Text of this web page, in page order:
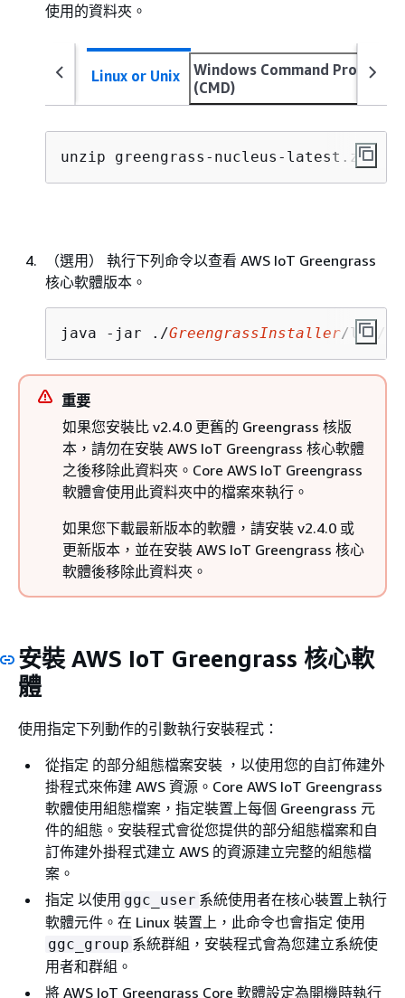
使用的資料夾。
Linux or Unix
Windows Command Prompt
(CMD)
unzip greengrass-nucleus-latest.zip -
（選用） 執行下列命令以查看 AWS IoT Greengrass
核心軟體版本。
java -jar ./GreengrassInstaller/lib/
重要
如果您安裝比 v2.4.0 更舊的 Greengrass 核版
本，請勿在安裝 AWS IoT Greengrass 核心軟體
之後移除此資料夾。Core AWS IoT Greengrass
軟體會使用此資料夾中的檔案來執行。
如果您下載最新版本的軟體，請安裝 v2.4.0 或
更新版本，並在安裝 AWS IoT Greengrass 核心
軟體後移除此資料夾。
安裝 AWS IoT Greengrass 核心軟
體
使用指定下列動作的引數執行安裝程式：
從指定 的部分組態檔案安裝 ，以使用您的自訂佈建外
掛程式來佈建 AWS 資源。Core AWS IoT Greengrass
軟體使用組態檔案，指定裝置上每個 Greengrass 元
件的組態。安裝程式會從您提供的部分組態檔案和自
訂佈建外掛程式建立 AWS 的資源建立完整的組態檔
案。
指定 以使用 ggc_user 系統使用者在核心裝置上執行
軟體元件。在 Linux 裝置上，此命令也會指定 使用
ggc_group 系統群組，安裝程式會為您建立系統使
用者和群組。
將 AWS IoT Greengrass Core 軟體設定為開機時執行